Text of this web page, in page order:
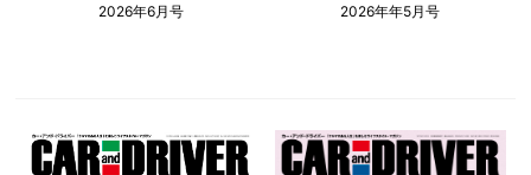
2026年6月号 2026年年5月号